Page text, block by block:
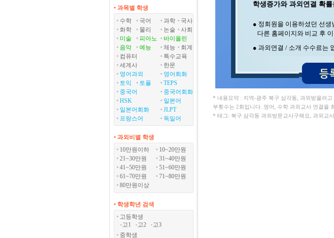
• 과목별 학생
수학
국어 과학
국사
화학
물리 논술
사회
미술
피아노
바이올린
음악
예능 체능
회계
컴퓨터
특수교육
세계사
한문
영어과외
영어회화
토익
토플
TEPS
중국어
중국어회화
HSK
일본어
일본어회화
JLPT
프랑스어
독일어
• 과외비별 학생
10만원이하
10~20만원
21~30만원
31~40만원
41~50만원
51~60만원
61~70만원
71~80만원
80만원이상
• 학생학년 검색
고등학생
-고1 -고2 -고3
중학생
이** 중국어
변** 수학/
김** 수학 ,
오** 수학 ,
홍* 수학 ,
김** 수학/
최** 수학/
임** 과학/수
조** 수학 ,
박** 영어/
서** 수학/
김** 수학/
학생증가와 과외연결 확
● 정회원을 이용하셨던 선
다른 홈페이지와 비교 후
● 과외연결 / 소개 수수료는
* 내용요약 : 지역-광주 북구 삼각동, 과외받을려
부횟수는 2회입니다. 영어, 수학 과외교사 연결을
* 태그: 북구 삼각동 과외방문교사구해요, 과외교